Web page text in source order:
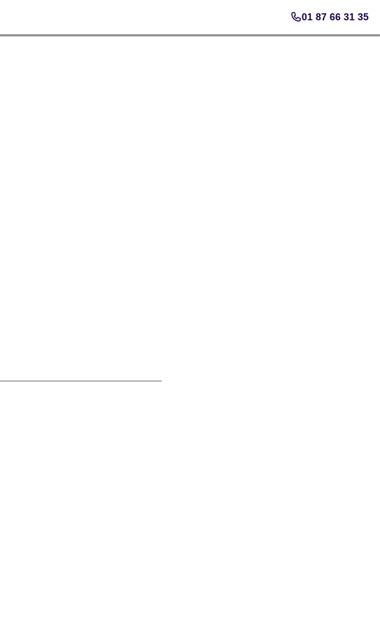
01 87 66 31 35